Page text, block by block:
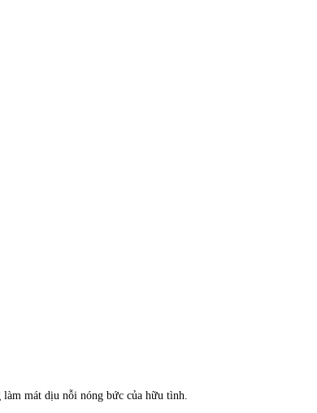
mát dịu nỗi nóng bức của hữu tình.